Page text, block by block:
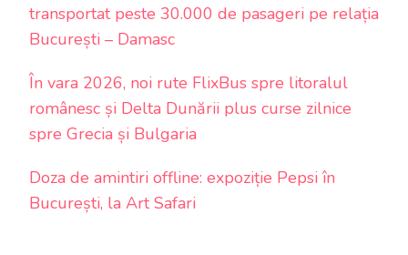
transportat peste 30.000 de pasageri pe relația
București – Damasc
În vara 2026, noi rute FlixBus spre litoralul
românesc și Delta Dunării plus curse zilnice
spre Grecia și Bulgaria
Doza de amintiri offline: expoziție Pepsi în
București, la Art Safari